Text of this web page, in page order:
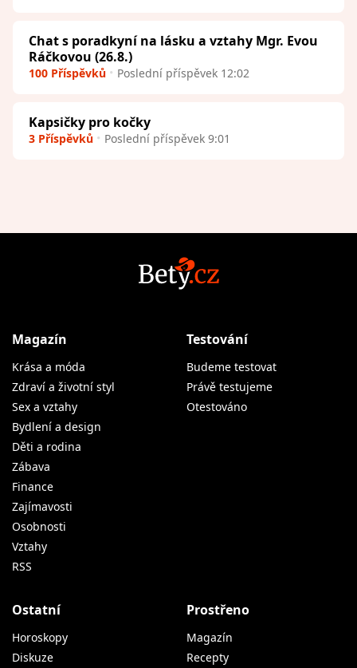
Chat s poradkyní na lásku a vztahy Mgr. Evou
Ráčkovou (26.8.)
100 Příspěvků Poslední příspěvek 12:02
Kapsičky pro kočky
3 Příspěvků Poslední příspěvek 9:01
Magazín
Krása a móda
Zdraví a životní styl
Sex a vztahy
Bydlení a design
Děti a rodina
Zábava
Finance
Zajímavosti
Osobnosti
Vztahy
RSS
Testování
Budeme testovat
Právě testujeme
Otestováno
Ostatní
Horoskopy
Diskuze
Prostřeno
Magazín
Recepty